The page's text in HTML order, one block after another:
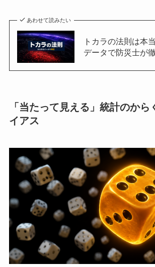
あわせて読みたい
トカラの法則は本
データで防災士が
「当たって見える」統計のから
イアス